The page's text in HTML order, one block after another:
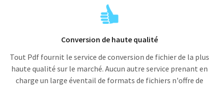
Conversion de haute qualité
Tout Pdf fournit le service de conversion de fichier de la plus
haute qualité sur le marché. Aucun autre service prenant en
charge un large éventail de formats de fichiers n'offre de